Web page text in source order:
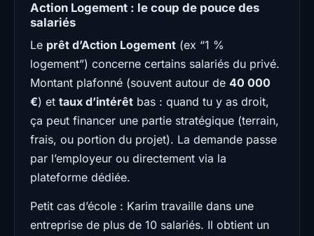
Action Logement : le coup de pouce des
salariés
Le prêt d’Action Logement (ex “1 %
logement”) concerne certains salariés du privé.
Montant plafonné (souvent autour de 40 000
€) et taux d’intérêt bas : quand tu y as droit,
ça peut financer une partie stratégique (terrain,
frais, ou portion du projet). La demande passe
par l’employeur ou directement via la
plateforme dédiée.
Petit cas d’école : Karim travaille dans une
entreprise de plus de 10 salariés. Il obtient un